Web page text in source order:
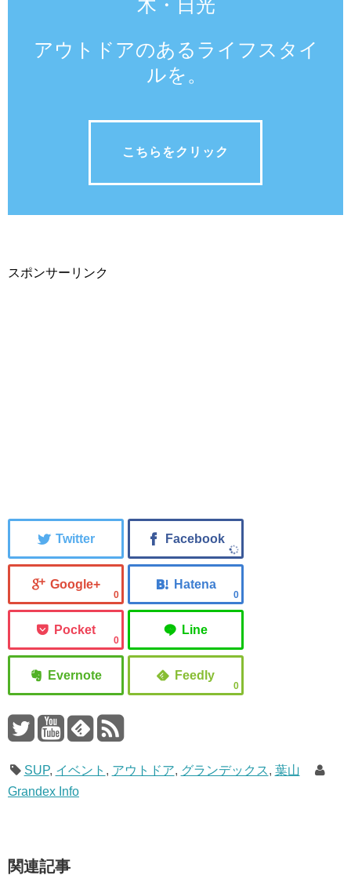
木・日光
アウトドアのあるライフスタイ
ルを。
こちらをクリック
スポンサーリンク
0 0
0
0
SUP, イベント , アウトドア, グランデックス, 葉山
Grandex Info
関連記事